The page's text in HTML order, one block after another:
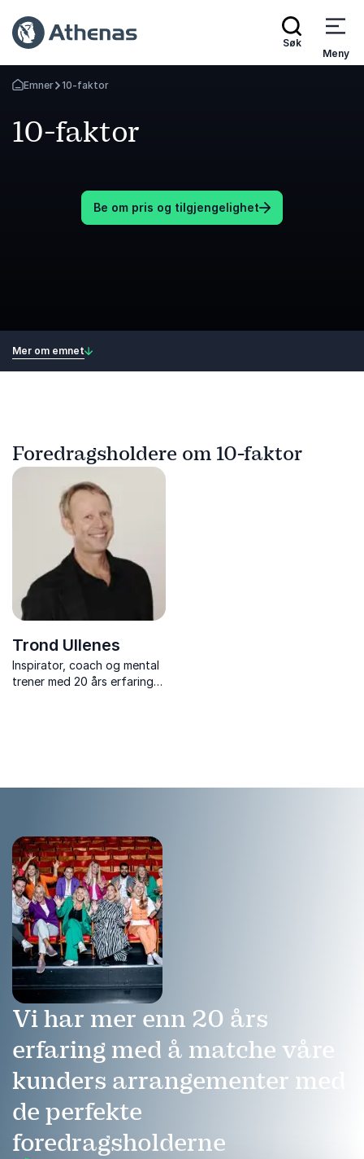
Søk
Meny
Gå tilbake til startsiden
Emner 10-faktor
10-faktor
Be om pris og tilgjengelighet
Mer om emnet
Foredragsholdere om 10-faktor
Trond Ullenes
Inspirator, coach og mental
trener med 20 års erfaring
Vi har mer enn 20 års
erfaring med å matche våre
kunders arrangementer med
de perfekte
foredragsholderne